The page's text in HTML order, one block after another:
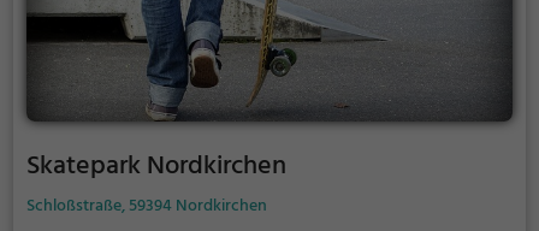
Skatepark Nordkirchen
Schloßstraße, 59394 Nordkirchen